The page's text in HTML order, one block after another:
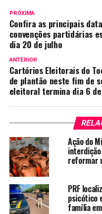
PRÓXIMA
Confira as principais
convenções partidárias
dia 20 de julho
ANTERIOR
Cartórios Eleitorais do
de plantão neste fim de
eleitoral termina dia 6
Ação do
reformar
PRF
psicótico
família